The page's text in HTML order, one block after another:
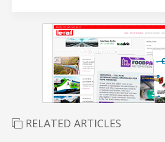
RELATED ARTICLES